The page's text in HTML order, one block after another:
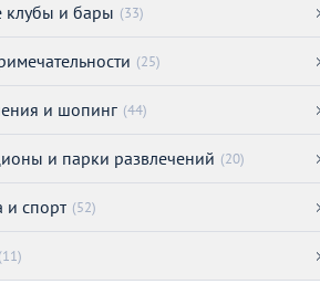
клубы и бары (33)
(25)
и шопинг (44)
и парки развлечений (20)
и спорт (52)
(11)